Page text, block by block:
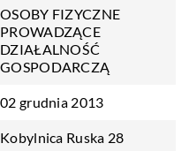
OSOBY FIZYCZNE
PROWADZĄCE
DZIAŁALNOŚĆ
GOSPODARCZĄ
02 grudnia 2013
Kobylnica Ruska 28